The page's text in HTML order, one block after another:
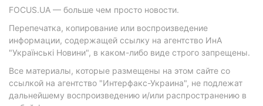
FOCUS.UA — больше чем просто новости.
Перепечатка, копирование или воспроизведение
информации, содержащей ссылку на агентство ИнА
"Українські Новини", в каком-либо виде строго запрещены.
Все материалы, которые размещены на этом сайте со
ссылкой на агентство "Интерфакс-Украина", не подлежат
дальнейшему воспроизведению и/или распространению в